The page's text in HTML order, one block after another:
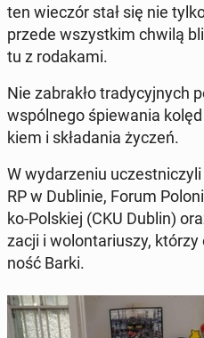
ten wieczór stał się nie
przede wszyst­kim chwilą
tu z ro­da­ka­mi.
Nie za­bra­kło tra­dy­cyj­nych
wspól­ne­go śpie­wa­nia
kiem i skła­da­nia życzeń.
W wy­da­rze­niu
RP w Du­bli­nie, Forum
ko-Pol­skiej (CKU Dublin)
za­cji i wo­lon­ta­riu­szy,
ność Barki.